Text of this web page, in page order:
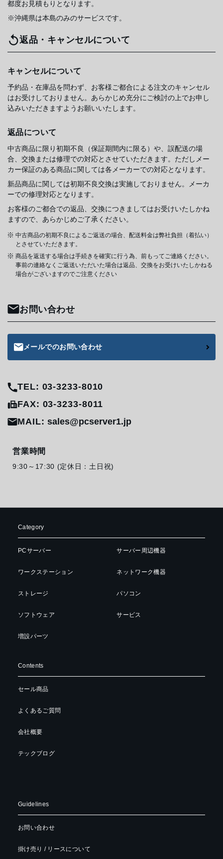
都度お見積もりとなります。
※沖縄県は本島のみのサービスです。
返品・キャンセルについて
キャンセルについて
予約品・在庫品を問わず、お客様ご都合による注文のキャンセル
はお受けしておりません。あらかじめ充分にご検討の上でお申し
込みいただきますようお願いいたします。
返品について
中古商品に限り初期不良（保証期間内に限る）や、誤配送の場
合、交換または修理での対応とさせていただきます。ただしメー
カー保証のある商品に関しては各メーカーでの対応となります。
新品商品に関しては初期不良交換は実施しておりません。メーカ
ーでの修理対応となります。
お客様のご都合での返品、交換につきましてはお受けいたしかね
ますので、あらかじめご了承ください。
中古商品の初期不良によるご返送の場合、配送料金は弊社負担（着払い）
とさせていただきます。
商品を返送する場合は手続きを確実に行う為、前もってご連絡ください。
事前の連絡なくご返送いただいた場合は返品、交換をお受けいたしかねる
場合がございますのでご注意ください
お問い合わせ
メールでのお問い合わせ
TEL: 03-3233-8010
FAX: 03-3233-8011
MAIL:sales@pcserver1.jp
営業時間
9:30～17:30 (定休日：土日祝)
Category
PCサーバー
ワークステーション
ストレージ
ソフトウェア
増設パーツ
サーバー周辺機器
ネットワーク機器
パソコン
サービス
Contents
セール商品
よくあるご質問
会社概要
テックブログ
Guidelines
お問い合わせ
掛け売り / リースについて